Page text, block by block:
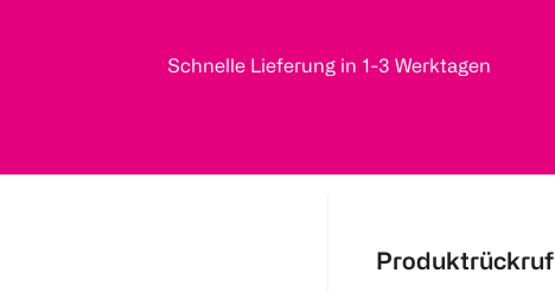
Schnelle Lieferung in 1-3 Werktagen
Produktrückruf